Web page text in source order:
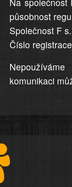
působnost
Společnost F
Číslo
komunikaci